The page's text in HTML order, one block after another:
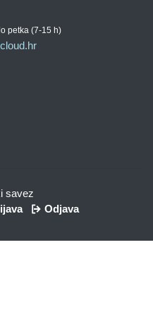
petka (7-15 h)
savez
Odjava